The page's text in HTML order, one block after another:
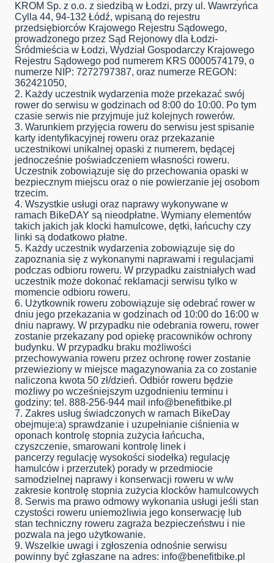
KROM Sp. z o.o. z siedzibą w Łodzi, przy ul. Wawrzyńca
Cylla 44, 94-132 Łódź, wpisaną do rejestru
przedsiębiorców Krajowego Rejestru Sądowego,
prowadzonego przez Sąd Rejonowy dla Łodzi-
Śródmieścia w Łodzi, Wydział Gospodarczy Krajowego
Rejestru Sądowego pod numerem KRS 0000574179, o
numerze NIP: 7272797387, oraz numerze REGON:
362421050,
2. Każdy uczestnik wydarzenia może przekazać swój
rower do serwisu w godzinach od 8:00 do 10:00. Po tym
czasie serwis nie przyjmuje już kolejnych rowerów.
3. Warunkiem przyjęcia roweru do serwisu jest spisanie
karty identyfikacyjnej roweru oraz przekazanie
uczestnikowi unikalnej opaski z numerem, będącej
jednocześnie poświadczeniem własności roweru.
Uczestnik zobowiązuje się do przechowania opaski w
bezpiecznym miejscu oraz o nie powierzanie jej osobom
trzecim.
4. Wszystkie usługi oraz naprawy wykonywane w
ramach BikeDAY są nieodpłatne. Wymiany elementów
takich jakich jak klocki hamulcowe, dętki, łańcuchy czy
linki są dodatkowo płatne.
5. Każdy uczestnik wydarzenia zobowiązuje się do
zapoznania się z wykonanymi naprawami i regulacjami
podczas odbioru roweru. W przypadku zaistniałych wad
uczestnik może dokonać reklamacji serwisu tylko w
momencie odbioru roweru.
6. Użytkownik roweru zobowiązuje się odebrać rower w
dniu jego przekazania w godzinach od 10:00 do 16:00 w
dniu naprawy. W przypadku nie odebrania roweru, rower
zostanie przekazany pod opiekę pracowników ochrony
budynku. W przypadku braku możliwości
przechowywania roweru przez ochronę rower zostanie
przewieziony w miejsce magazynowania za co zostanie
naliczona kwota 50 zł/dzień. Odbiór roweru będzie
możliwy po wcześniejszym uzgodnieniu terminu i
godziny: tel. 888-256-944 mail info@benefitbike.pl
7. Zakres usług świadczonych w ramach BikeDay
obejmuje:a) sprawdzanie i uzupełnianie ciśnienia w
oponach kontrolę stopnia zużycia łańcucha,
czyszczenie, smarowani kontrolę linek i
pancerzy regulację wysokości siodełka) regulację
hamulców i przerzutek) porady w przedmiocie
samodzielnej naprawy i konserwacji roweru w w/w
zakresie kontrolę stopnia zużycia klocków hamulcowych
8. Serwis ma prawo odmowy wykonania usługi jeśli stan
czystości roweru uniemożliwia jego konserwację lub
stan techniczny roweru zagraża bezpieczeństwu i nie
pozwala na jego użytkowanie.
9. Wszelkie uwagi i zgłoszenia odnośnie serwisu
powinny być zgłaszane na adres: info@benefitbike.pl